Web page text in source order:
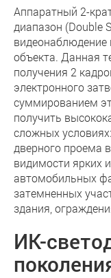
Аппаратный 2-
диапазон (Double
объекта. Данная
получения 2
электронного
суммированием
получить
сложных
дверного проема
видимости ярких
автомобильных
затемненных
здания,
ИК-